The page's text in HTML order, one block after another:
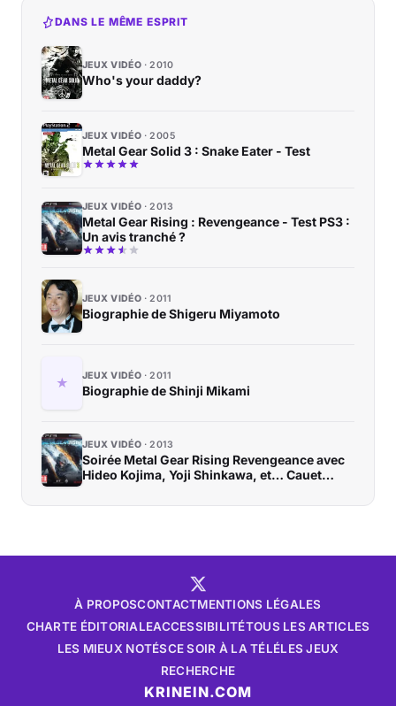
DANS LE MÊME ESPRIT
JEUX VIDÉO 2010
Who's your daddy?
JEUX VIDÉO 2005
Metal Gear Solid 3 : Snake Eater - Test
JEUX VIDÉO 2013
Metal Gear Rising : Revengeance - Test PS3 :
Un avis tranché ?
JEUX VIDÉO 2011
Biographie de Shigeru Miyamoto
JEUX VIDÉO 2011
Biographie de Shinji Mikami
JEUX VIDÉO 2013
Soirée Metal Gear Rising Revengeance avec
Hideo Kojima, Yoji Shinkawa, et… Cauet…
À PROPOSCONTACTMENTIONS LÉGALES
CHARTE ÉDITORIALEACCESSIBILITÉTOUS LES ARTICLES
LES MIEUX NOTÉSCE SOIR À LA TÉLÉLES JEUX
RECHERCHE
KRINEIN.COM